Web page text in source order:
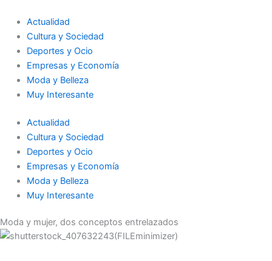
contenido
Actualidad
Cultura y Sociedad
Deportes y Ocio
Empresas y Economía
Moda y Belleza
Muy Interesante
Actualidad
Cultura y Sociedad
Deportes y Ocio
Empresas y Economía
Moda y Belleza
Muy Interesante
Moda y mujer, dos conceptos entrelazados